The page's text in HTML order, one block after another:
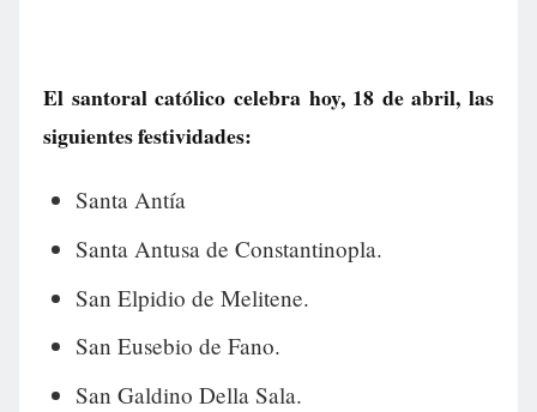
El santoral católico celebra hoy, 18 de abril, las
siguientes festividades:
Santa Antía
Santa Antusa de Constantinopla.
San Elpidio de Melitene.
San Eusebio de Fano.
San Galdino Della Sala.